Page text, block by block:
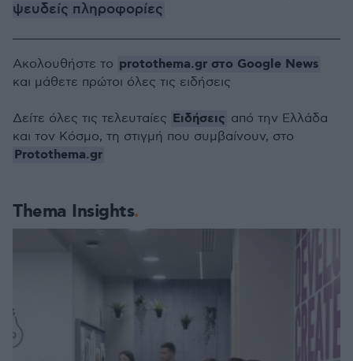
ψευδείς πληροφορίες
Thema Insights
Ακολουθήστε το protothema.gr στο Google News
και μάθετε πρώτοι όλες τις ειδήσεις
Δείτε όλες τις τελευταίες Ειδήσεις από την Ελλάδα
και τον Κόσμο, τη στιγμή που συμβαίνουν, στο
Protothema.gr